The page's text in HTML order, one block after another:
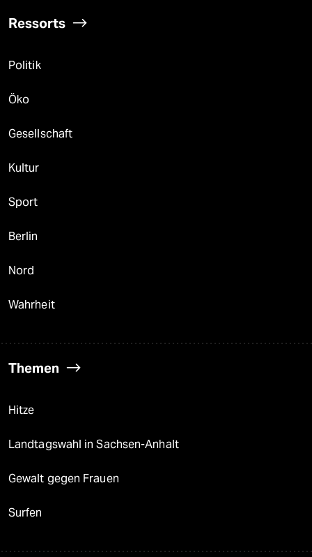
Ressorts
Politik
Öko
Gesellschaft
Kultur
Sport
Berlin
Nord
Wahrheit
Themen
Hitze
Landtagswahl in Sachsen-Anhalt
Gewalt gegen Frauen
Surfen